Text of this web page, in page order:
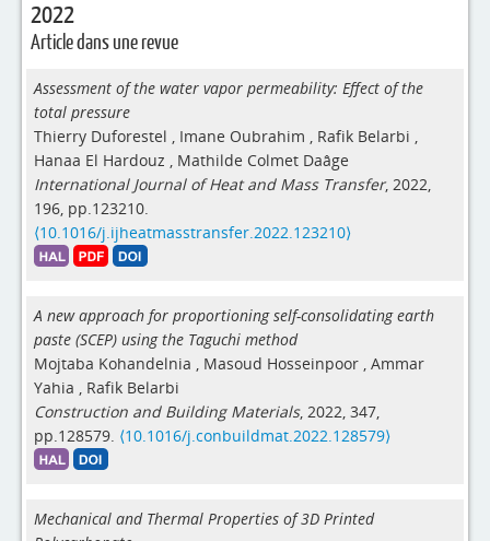
2022
Article dans une revue
Assessment of the water vapor permeability: Effect of the
total pressure
Thierry Duforestel , Imane Oubrahim , Rafik Belarbi ,
Hanaa El Hardouz , Mathilde Colmet Daâge
International Journal of Heat and Mass Transfer, 2022,
196, pp.123210.
⟨10.1016/j.ijheatmasstransfer.2022.123210⟩
A new approach for proportioning self-consolidating earth
paste (SCEP) using the Taguchi method
Mojtaba Kohandelnia , Masoud Hosseinpoor , Ammar
Yahia , Rafik Belarbi
Construction and Building Materials, 2022, 347,
pp.128579. ⟨10.1016/j.conbuildmat.2022.128579⟩
Mechanical and Thermal Properties of 3D Printed